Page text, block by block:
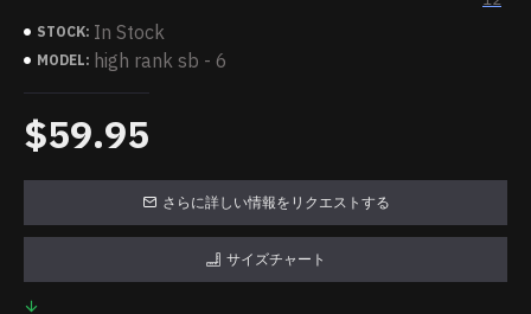
STOCK: In Stock
MODEL: high rank sb - 6
$59.95
さらに詳しい情報をリクエストする
サイズチャート